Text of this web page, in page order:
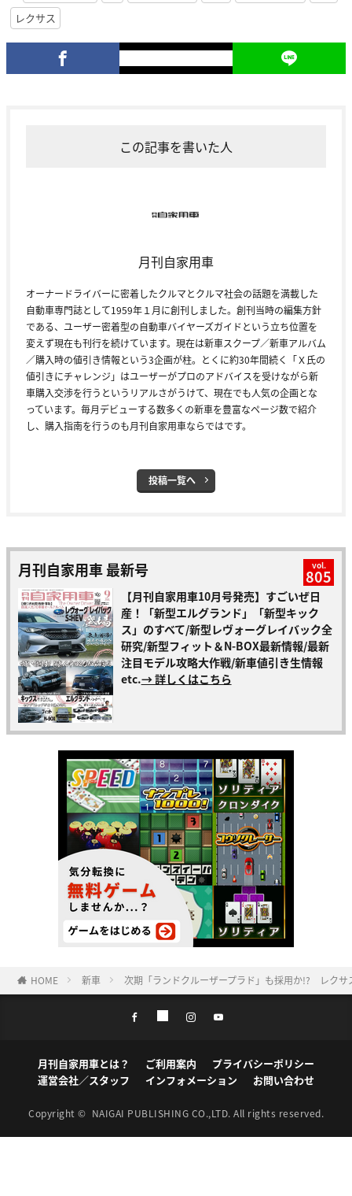
レクサス
この記事を書いた人
月刊自家用車
オーナードライバーに密着したクルマとクルマ社会の話題を満載した
自動車専門誌として1959年１月に創刊しました。創刊当時の編集方針
である、ユーザー密着型の自動車バイヤーズガイドという立ち位置を
変えず現在も刊行を続けています。現在は新車スクープ／新車アルバム
／購入時の値引き情報という3企画が柱。とくに約30年間続く「Ｘ氏の
値引きにチャレンジ」はユーザーがプロのアドバイスを受けながら新
車購入交渉を行うというリアルさがうけて、現在でも人気の企画とな
っています。毎月デビューする数多くの新車を豊富なページ数で紹介
し、購入指南を行うのも月刊自家用車ならではです。
投稿一覧へ
月刊自家用車 最新号 vol.
805
【月刊自家用車10月号発売】すごいぜ日
産！「新型エルグランド」「新型キック
ス」のすべて/新型レヴォーグレイバック全
研究/新型フィット＆N-BOX最新情報/最新
注目モデル攻略大作戦/新車値引き生情報
etc.→ 詳しくはこちら
HOME 新車 次期「ランドクルーザープラド」も採用か!? レクサ
月刊自家用車とは？ ご利用案内
プライバシーポリシー
運営会社／スタッフ
インフォメーション お問い合わせ
Copyright © NAIGAI PUBLISHING CO.,LTD. All rights reserved.